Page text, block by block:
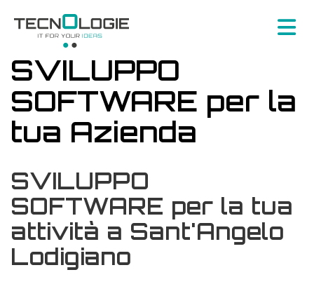
SVILUPPO
SOFTWARE per la
tua Azienda
SVILUPPO
SOFTWARE per la tua
attività a Sant'Angelo
Lodigiano